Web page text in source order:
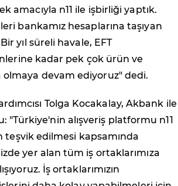
amacıyla n11 ile işbirliği yaptık.
bankamız hesaplarına taşıyan
yıl süreli havale, EFT
kadar pek çok ürün ve
devam ediyoruz" dedi.
Tolga Kocakalay, Akbank ile
"Türkiye'nin alışveriş platformu n11
teşvik edilmesi kapsamında
yer alan tüm iş ortaklarımıza
İş ortaklarımızın